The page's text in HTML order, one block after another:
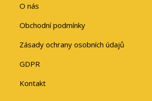
O nás
Obchodní podmínky
Zásady ochrany osobních údajů
GDPR
Kontakt